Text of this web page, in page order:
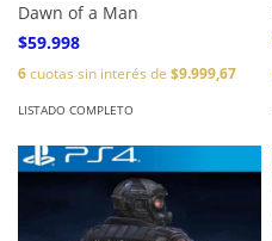
Dawn of a Man
$59.998
6cuotas sin interés de $9.999,67
LISTADO COMPLETO